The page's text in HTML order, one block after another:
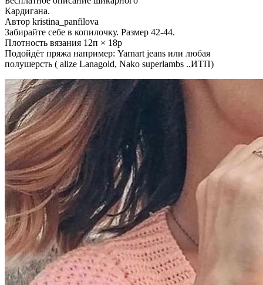
Кардигана.
Автор kristina_panfilova
Забирайте себе в копилочку. Размер 42-44.
Плотность вязания 12п × 18р
Подойдёт пряжа например: Yarnart jeans или любая
полушерсть ( alize Lanagold, Nako superlambs ..ИТП)